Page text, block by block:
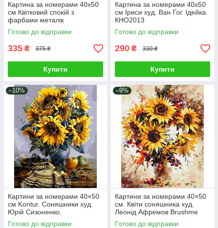
Картина за номерами 40х50
см Квітковий спокій з
фарбами металік
©art_selena_ua Ідейка
KHO3343
Готово до відправки
335 ₴ 375 ₴
Купити
Картина за номерами 40х50
см Іриси худ. Ван Гог. Ідейка.
КНО2013
Готово до відправки
290 ₴ 330 ₴
Купити
–10%
Картини за номерами 40×50
см Kontur. Соняшники худ.
Юрій Сизоненко.
Готово до відправки
–9%
Картини за номерами 40×50
см. Квіти соняшника худ.
Леонід Афремов Brushme
Готово до відправки